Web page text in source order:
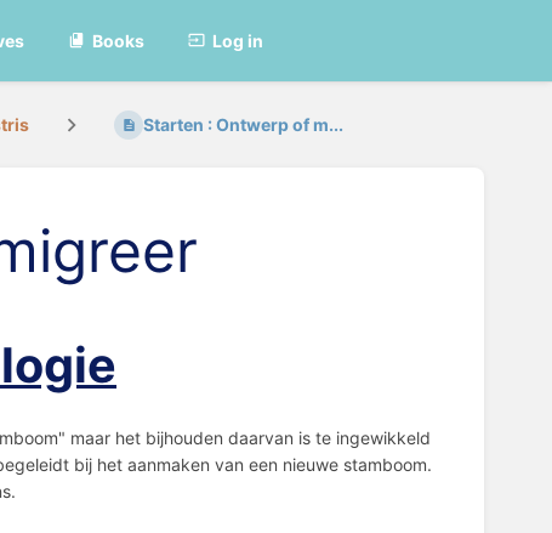
Books Log in
Starten : Ontwerp of m...
maar het bijhouden daarvan is te ingewikkeld
bij het aanmaken van een nieuwe stamboom.